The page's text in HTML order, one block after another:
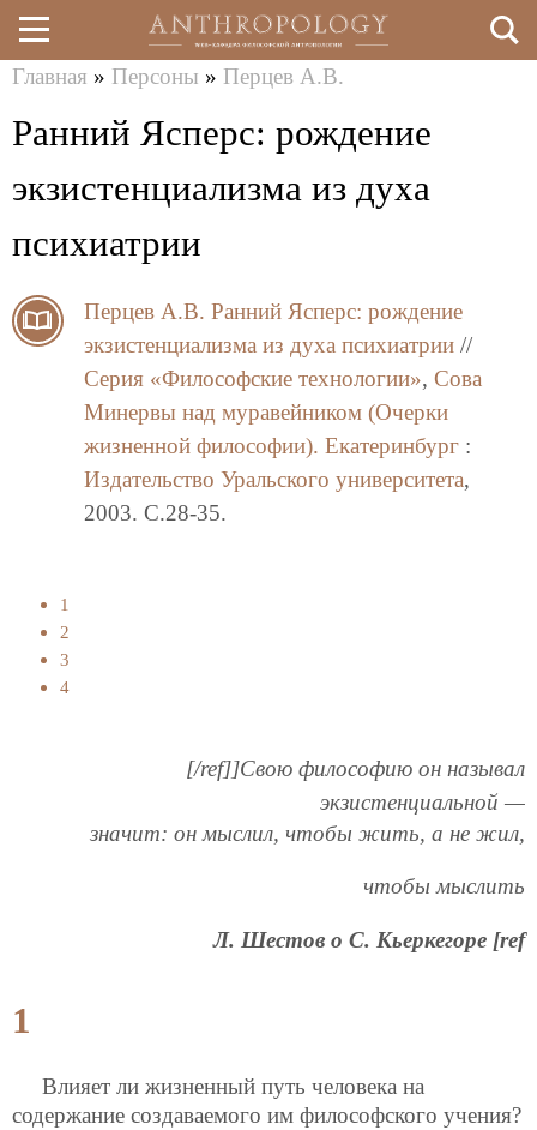
Перейти
здесь
Главная » Персоны » Перцев А.В.
Ранний Ясперс: рождение
экзистенциализма из духа
психиатрии
Перцев А.В. Ранний Ясперс: рождение
экзистенциализма из духа психиатрии //
Серия «Философские технологии», Сова
Минервы над муравейником (Очерки
жизненной философии). Екатеринбург :
Издательство Уральского университета,
2003. C.28-35.
1
2
3
4
[/ref]]Свою философию он называл
экзистенциальной —
значит: он мыслил, чтобы жить, а не жил,
чтобы мыслить
Л. Шестов о С. Кьеркегоре [ref
1
Влияет ли жизненный путь человека на
содержание создаваемого им философского учения?